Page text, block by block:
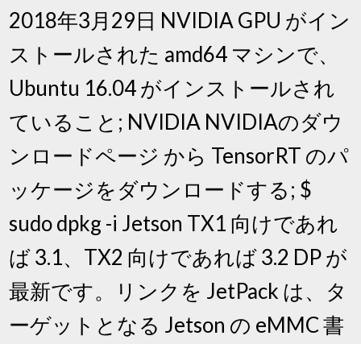
2018年3月29日 NVIDIA GPU がイン
ストールされた amd64 マシンで、
Ubuntu 16.04 がインストールされ
ていること; NVIDIA NVIDIAのダウ
ンロードページ から TensorRT のパ
ッケージをダウンロードする; $
sudo dpkg -i Jetson TX1 向けであれ
ば 3.1、TX2 向けであれば 3.2 DP が
最新です。リンクを JetPack は、タ
ーゲットとなる Jetson の eMMC 書